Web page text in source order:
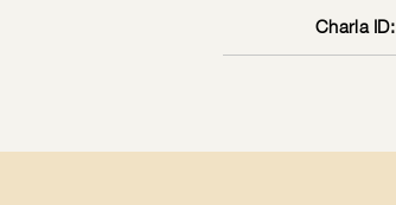
Charla ID: